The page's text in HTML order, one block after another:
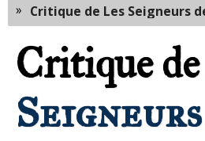
» Critique de Les Seigneurs
Critique de